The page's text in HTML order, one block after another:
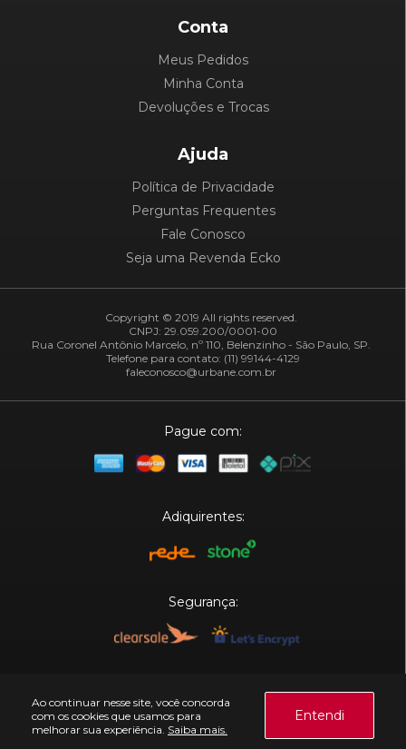
Ao continuar nesse site, você concorda
com os cookies que usamos para
melhorar sua experiência. Saiba mais.
Entendi
Conta
Meus Pedidos
Minha Conta
Devoluções e Trocas
Ajuda
Política de Privacidade
Perguntas Frequentes
Fale Conosco
Seja uma Revenda Ecko
Copyright © 2019 All rights reserved.
CNPJ: 29.059.200/0001-00
Rua Coronel Antônio Marcelo, nº 110, Belenzinho - São Paulo, SP.
Telefone para contato: (11) 99144-4129
faleconosco@urbane.com.br
Pague com:
Adiquirentes:
Segurança: